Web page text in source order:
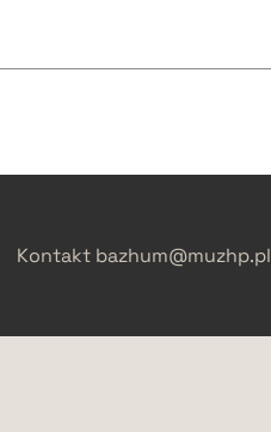
Kontakt bazhum@muzhp.pl